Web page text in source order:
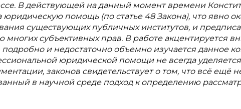
В действующей на данный момент времени
помощь (по статье 48 Закона), что явно
существующих публичных институтов, и
многих субъективных прав. В работе акцентируется
и недостаточно объемно изучается данное
юридической помощи не всегда
законов свидетельствует о том, что всё ещё
в научной среде подход к определению